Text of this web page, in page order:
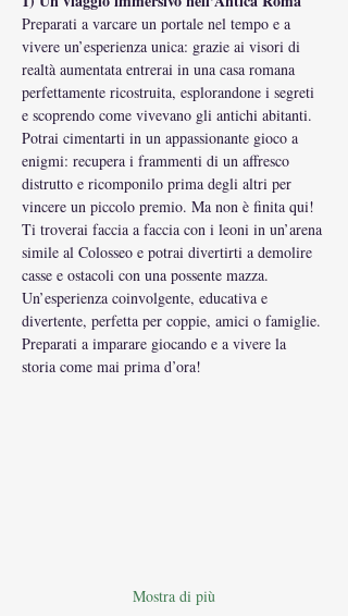
Preparati a varcare un portale nel tempo e a
vivere un’esperienza unica: grazie ai visori di
realtà aumentata entrerai in una casa romana
perfettamente ricostruita, esplorandone i segreti
e scoprendo come vivevano gli antichi abitanti.
Potrai cimentarti in un appassionante gioco a
enigmi: recupera i frammenti di un affresco
distrutto e ricomponilo prima degli altri per
vincere un piccolo premio. Ma non è finita qui!
Ti troverai faccia a faccia con i leoni in un’arena
simile al Colosseo e potrai divertirti a demolire
casse e ostacoli con una possente mazza.
Un’esperienza coinvolgente, educativa e
divertente, perfetta per coppie, amici o famiglie.
Preparati a imparare giocando e a vivere la
storia come mai prima d’ora!
Mostra di più